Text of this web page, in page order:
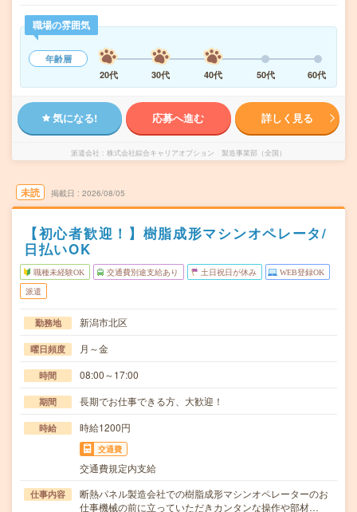
職場の雰囲気
年齢層
20代
30代 40代 50代 60代
気になる! 応募へ進む 詳しく見る
派遣会社 株式会社綜合キャリアオプション 製造事業部（全国）
未読 掲載日 2026/08/05
【初心者歓迎！】樹脂成形マシンオペレータ/
日払いOK
職種未経験OK 交通費別途支給あり 土日祝日が休み WEB登録OK
派遣
勤務地 新潟市北区
曜日頻度 月～金
時間 08:00～17:00
期間 長期でお仕事できる方、大歓迎！
時給 時給1200円
交通費
交通費規定内支給
仕事内容
断熱パネル製造会社での樹脂成形マシンオペレーターのお
仕事機械の前に立っていただきカンタンな操作や部材…